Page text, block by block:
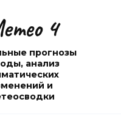
4
прогнозы
анализ
и